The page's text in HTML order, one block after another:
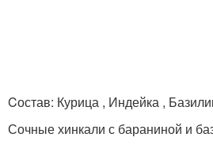
Cостав: Курица , Индейка ,
Сочные хинкали с бараниной и